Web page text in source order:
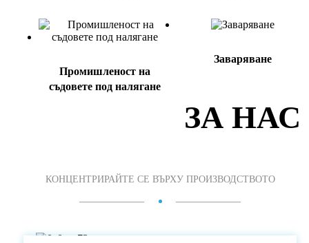
Промишленост на
съдовете под налягане
Заваряване
ЗА НАС
КОНЦЕНТРИРАЙТЕ СЕ ВЪРХУ ПРОИЗВОДСТВОТО